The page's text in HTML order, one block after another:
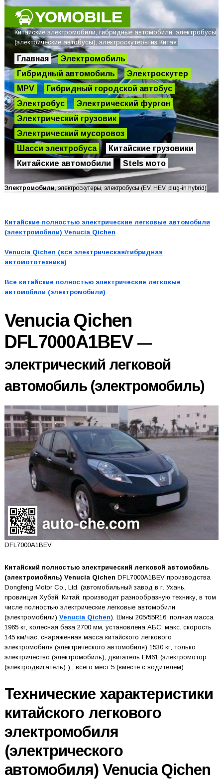
Китайские электромобили, гибридные автомобили, электробусы
(электрические автобусы), электроскутеры из Китая.
Главная
Электромобиль
Гибридный автомобиль
Электроскутер
MPV
Гибридный городской автобус
Электробус
Электрический фургон
Электрический грузовик
Электрический мусоровоз
Шасси электробуса
Китайские грузовики
Китайские автомобили
Stels мото
Электромобили, электроскутеры, электробусы (EV, HEV, plug-in hybrid)
Китайские полностью электрические легковые автомобили
(электромобили) Venucia Qichen
Venucia Qichen (вся электрическая/гибридная
автомототехника)
Все китайские полностью электрические легковые
автомобили (электромобили)
Venucia Qichen
DFL7000A1BEV —
электрический легковой
автомобиль (электромобиль)
DFL7000A1BEV
Китайский полностью электрический легковой автомобиль
(электромобиль) Venucia Qichen DFL7000A1BEV производства
Dongfeng Motor Co., Ltd. (автомобильный завод в г. Ухань,
провинция Хубэй, Китай; производит разнообразную технику, в том
числе полностью электрические легковые автомобили
(электромобили) Venucia Qichen). Шины 205/55R16, полная масса
1965 кг, колесная база 2700 мм, установлена АБС, макс. скорость
145 км/час, снаряженная масса китайского легкового
электромобиля (электрического автомобиля) 1530 кг, только
электричество (электромобиль), двигатель EM61 (электромотор
(электродвигатель) ) , всего мест 5 (вместе с водителем).
Технические характеристики
китайского легкового
электромобиля
(электрического
автомобиля) Venucia Qichen